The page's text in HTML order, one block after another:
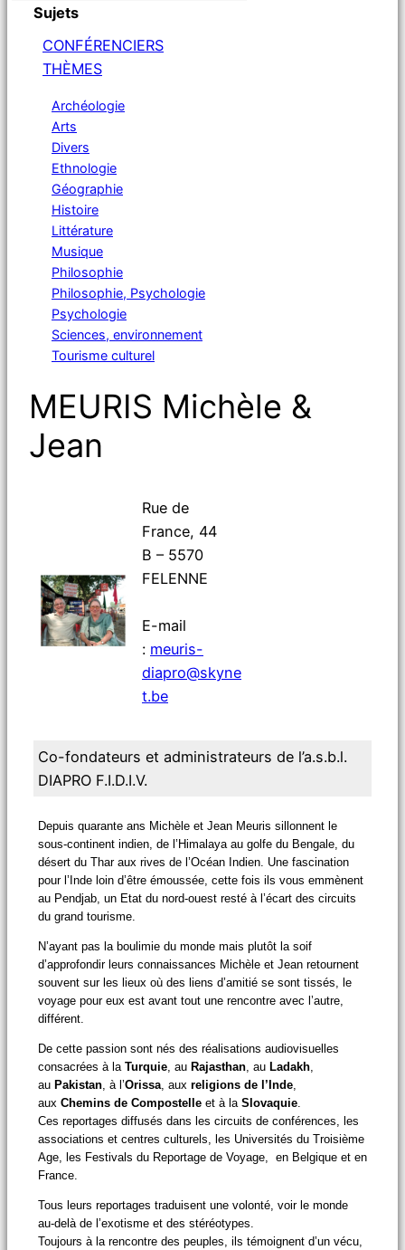
Sujets
CONFÉRENCIERS
THÈMES
Archéologie
Arts
Divers
Ethnologie
Géographie
Histoire
Littérature
Musique
Philosophie
Philosophie, Psychologie
Psychologie
Sciences, environnement
Tourisme culturel
MEURIS Michèle &
Jean
Rue de
France, 44
B – 5570
FELENNE
E-mail
: meuris-
diapro@skyne
t.be
Co-fondateurs et administrateurs de l’a.s.b.l.
DIAPRO F.I.D.I.V.
Depuis quarante ans Michèle et Jean Meuris sillonnent le
sous-continent indien, de l’Himalaya au golfe du Bengale, du
désert du Thar aux rives de l’Océan Indien. Une fascination
pour l’Inde loin d’être émoussée, cette fois ils vous emmènent
au Pendjab, un Etat du nord-ouest resté à l’écart des circuits
du grand tourisme.
N’ayant pas la boulimie du monde mais plutôt la soif
d’approfondir leurs connaissances Michèle et Jean retournent
souvent sur les lieux où des liens d’amitié se sont tissés, le
voyage pour eux est avant tout une rencontre avec l’autre,
différent.
De cette passion sont nés des réalisations audiovisuelles
consacrées à la Turquie, au Rajasthan, au Ladakh,
au Pakistan, à l’Orissa, aux religions de l’Inde,
aux Chemins de Compostelle et à la Slovaquie.
Ces reportages diffusés dans les circuits de conférences, les
associations et centres culturels, les Universités du Troisième
Age, les Festivals du Reportage de Voyage, en Belgique et en
France.
Tous leurs reportages traduisent une volonté, voir le monde
au-delà de l’exotisme et des stéréotypes.
Toujours à la rencontre des peuples, ils témoignent d’un vécu,